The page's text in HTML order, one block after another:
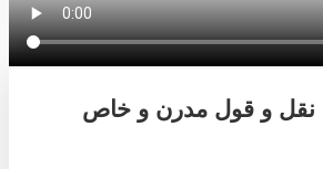
نقل و قول مدرن و خاص